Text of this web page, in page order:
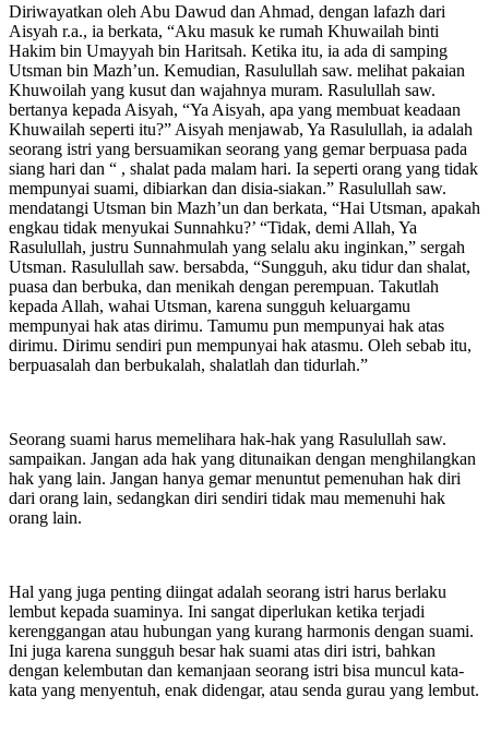
Diriwayatkan oleh Abu Dawud dan Ahmad, dengan lafazh dari
Aisyah r.a., ia berkata, “Aku masuk ke rumah Khuwailah binti
Hakim bin Umayyah bin Haritsah. Ketika itu, ia ada di samping
Utsman bin Mazh’un. Kemudian, Rasulullah saw. melihat pakaian
Khuwoilah yang kusut dan wajahnya muram. Rasulullah saw.
bertanya kepada Aisyah, “Ya Aisyah, apa yang membuat keadaan
Khuwailah seperti itu?” Aisyah menjawab, Ya Rasulullah, ia adalah
seorang istri yang bersuamikan seorang yang gemar berpuasa pada
siang hari dan “ , shalat pada malam hari. Ia seperti orang yang tidak
mempunyai suami, dibiarkan dan disia-siakan.” Rasulullah saw.
mendatangi Utsman bin Mazh’un dan berkata, “Hai Utsman, apakah
engkau tidak menyukai Sunnahku?’ “Tidak, demi Allah, Ya
Rasulullah, justru Sunnahmulah yang selalu aku inginkan,” sergah
Utsman. Rasulullah saw. bersabda, “Sungguh, aku tidur dan shalat,
puasa dan berbuka, dan menikah dengan perempuan. Takutlah
kepada Allah, wahai Utsman, karena sungguh keluargamu
mempunyai hak atas dirimu. Tamumu pun mempunyai hak atas
dirimu. Dirimu sendiri pun mempunyai hak atasmu. Oleh sebab itu,
berpuasalah dan berbukalah, shalatlah dan tidurlah.”
Seorang suami harus memelihara hak-hak yang Rasulullah saw.
sampaikan. Jangan ada hak yang ditunaikan dengan menghilangkan
hak yang lain. Jangan hanya gemar menuntut pemenuhan hak diri
dari orang lain, sedangkan diri sendiri tidak mau memenuhi hak
orang lain.
Hal yang juga penting diingat adalah seorang istri harus berlaku
lembut kepada suaminya. Ini sangat diperlukan ketika terjadi
kerenggangan atau hubungan yang kurang harmonis dengan suami.
Ini juga karena sungguh besar hak suami atas diri istri, bahkan
dengan kelembutan dan kemanjaan seorang istri bisa muncul kata-
kata yang menyentuh, enak didengar, atau senda gurau yang lembut.